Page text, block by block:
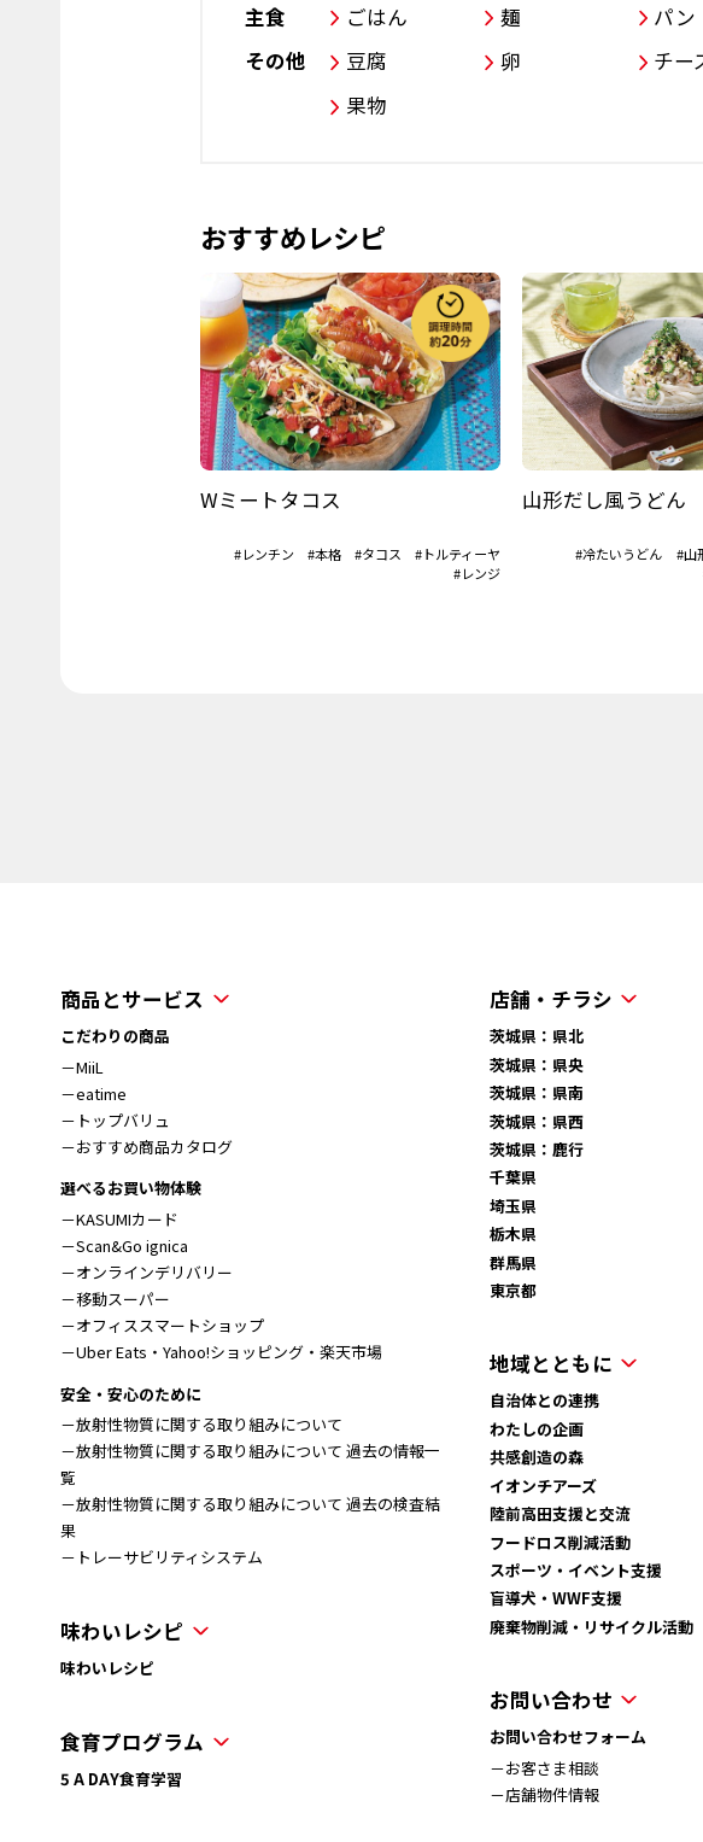
主食
ごはん 麺
パン
その他
豆腐 卵 チー
果物
おすすめレシピ
Wミートタコス
#レンチン #本格 #タコス
#トルティーヤ
#レンジ
山形だし風うどん
#冷たいうどん #山
商品とサービス
こだわりの商品
－MiiL
－eatime
－トップバリュ
－おすすめ商品カタログ
選べるお買い物体験
－KASUMIカード
－Scan&Go ignica
－オンラインデリバリー
－移動スーパー
－オフィススマートショップ
－Uber Eats・Yahoo!ショッピング・楽天市場
安全・安心のために
－放射性物質に関する取り組みについて
－放射性物質に関する取り組みについて 過去の情報一
覧
－放射性物質に関する取り組みについて 過去の検査結
果
－トレーサビリティシステム
味わいレシピ
味わいレシピ
食育プログラム
5 A DAY食育学習
店舗・チラシ
茨城県：県北
茨城県：県央
茨城県：県南
茨城県：県西
茨城県：鹿行
千葉県
埼玉県
栃木県
群馬県
東京都
地域とともに
自治体との連携
わたしの企画
共感創造の森
イオンチアーズ
陸前高田支援と交流
フードロス削減活動
スポーツ・イベント支援
盲導犬・WWF支援
廃棄物削減・リサイクル活動
お問い合わせ
お問い合わせフォーム
－お客さま相談
－店舗物件情報